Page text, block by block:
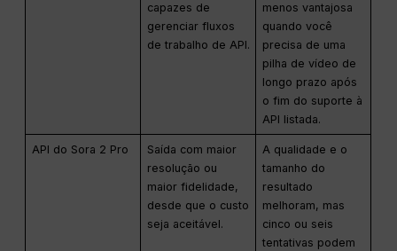
capazes de
gerenciar fluxos
de trabalho de API.
menos vantajosa
quando você
precisa de uma
pilha de vídeo de
longo prazo após
o fim do suporte à
API listada.
API do Sora 2 Pro
Saída com maior
resolução ou
maior fidelidade,
desde que o custo
seja aceitável.
A qualidade e o
tamanho do
resultado
melhoram, mas
cinco ou seis
tentativas podem